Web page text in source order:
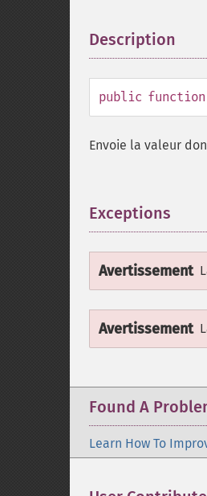
Description
public function
Envoie la valeur
Exceptions
Avertissement
Avertissement
Found A
Learn How To